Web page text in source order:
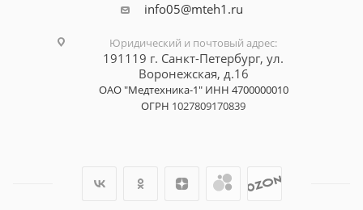
info05@mteh1.ru
Юридический и почтовый адрес:
191119 г. Санкт-Петербург, ул.
Воронежская, д.16
ОАО "Медтехника-1" ИНН 4700000010
ОГРН 1027809170839